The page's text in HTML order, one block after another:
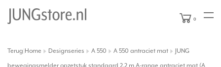
0
Terug Home Designseries A 550 A 550 antraciet mat
JUNG